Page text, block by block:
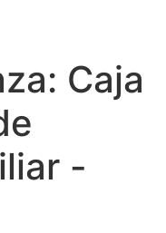
Caja
-